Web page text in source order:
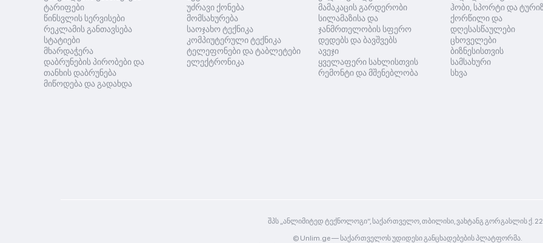
ტარიფები
წინსვლის სერვისები
რეკლამის განთავსება
სტატიები
მხარდაჭერა
დაბრუნების პირობები და
თანხის დაბრუნება
მიწოდება და გადახდა
უძრავი ქონება
მომსახურება
საოჯახო ტექნიკა
კომპიუტერული ტექნიკა
ტელეფონები და ტაბლეტები
ელექტრონიკა
მამაკაცის გარდერობი
სილამაზისა და
ჯანმრთელობის სფერო
დედებს და ბავშვებს
ავეჯი
ყველაფერი სახლისთვის
რემონტი და მშენებლობა
ჰობი, სპორტი და
ქორწილი და
დღესასწაულები
ცხოველები
ბიზნესისთვის
სამსახური
სხვა
შპს „ანლიმიტედ ტექნოლოგი“, საქართველო, თბილისი, ვახტანგ გორგასლის ქ.
© Unlim.ge —საქართველოს უდიდესი განცხადებების პლატფორმა.